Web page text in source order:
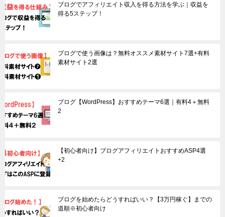
ブログでアフィリエイト収入を得る方法を学ぶ｜収益を
得る5ステップ！
ブログで使う画像は？無料オススメ素材サイト7選+有料
素材サイト2選
ブログ【WordPress】おすすめテーマ6選｜有料4＋無料
2
【初心者向け】ブログアフィリエイトおすすめASP4選
+2
ブログを始めたらどうすればいい？【3万円稼ぐ】までの
道順※初心者向け